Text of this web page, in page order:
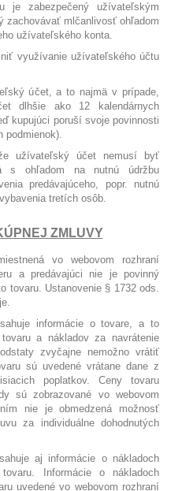
je zabezpečený užívateľským
zachovávať mlčanlivosť ohľadom
užívateľského konta.
využívanie užívateľského účtu
účet, a to najmä v prípade,
dlhšie ako 12 kalendárnych
kupujúci poruší svoje povinnosti
podmienok).
užívateľský účet nemusí byť
s ohľadom na nutnú údržbu
predávajúceho, popr. nutnú
tretích osôb.
ZMLUVY
vo webovom rozhraní
a predávajúci nie je povinný
tovaru. Ustanovenie § 1732 ods.
informácie o tovare, a to
a nákladov za navrátenie
zvyčajne nemožno vrátiť
sú uvedené vrátane dane z
poplatkov. Ceny tovaru
sú zobrazované vo webovom
nie je obmedzená možnosť
za individuálne dohodnutých
aj informácie o nákladoch
Informácie o nákladoch
uvedené vo webovom rozhraní